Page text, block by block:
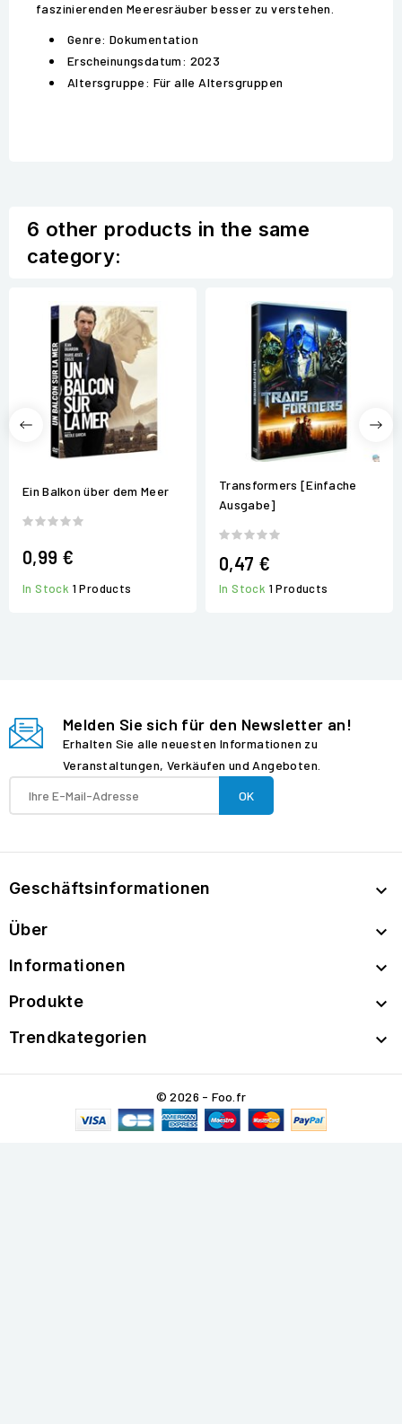
faszinierenden Meeresräuber besser zu verstehen.
Genre: Dokumentation
Erscheinungsdatum: 2023
Altersgruppe: Für alle Altersgruppen
6 other products in the same
category:
Ein Balkon über dem Meer
0,99 €
In Stock 1 Products
Transformers [Einfache
Ausgabe]
0,47 €
In Stock 1 Products
Melden Sie sich für den Newsletter an!
Erhalten Sie alle neuesten Informationen zu
Veranstaltungen, Verkäufen und Angeboten.
Geschäftsinformationen 
Über 
Informationen 
Produkte 
Trendkategorien 
© 2026 - Foo.fr